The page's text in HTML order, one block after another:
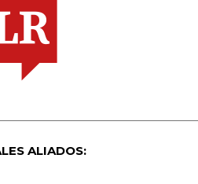
ALIADOS: